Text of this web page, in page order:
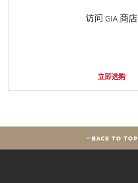
访问 GIA 商店
立即选购
BACK TO TOP